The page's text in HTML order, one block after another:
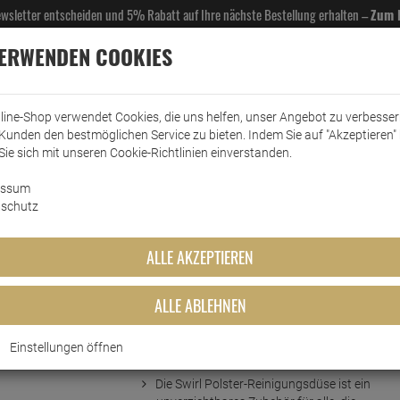
entscheiden und 5% Rabatt auf Ihre nächste Bestellung erhalten –Zum
& GASTROBEDARF DROGERIE KÜCHE & HAUSHALT KFZ
für Staubsauger
Die Swirl Polster-Reinigungsdüse ist ein
COOKIES
Shop verwendet Cookies, die uns helfen, unser Angebot zu
den bestmöglichen Service zu bieten. Indem Sie auf "Akzeptieren"
sich mit unseren Cookie-Richtlinien einverstanden.
ALLE AKZEPTIEREN
ALLE ABLEHNEN
Einstellungen öffnen